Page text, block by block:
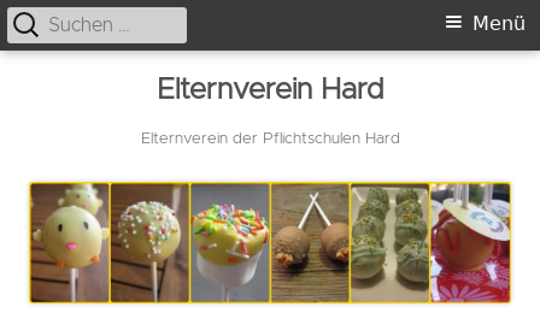
Elternverein Hard
Elternverein der Pflichtschulen Hard
Primäres
Menü
Suche
nach: